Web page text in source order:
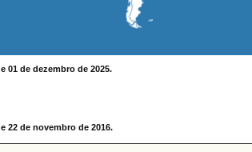
01 de dezembro de 2025.
22 de novembro de 2016.